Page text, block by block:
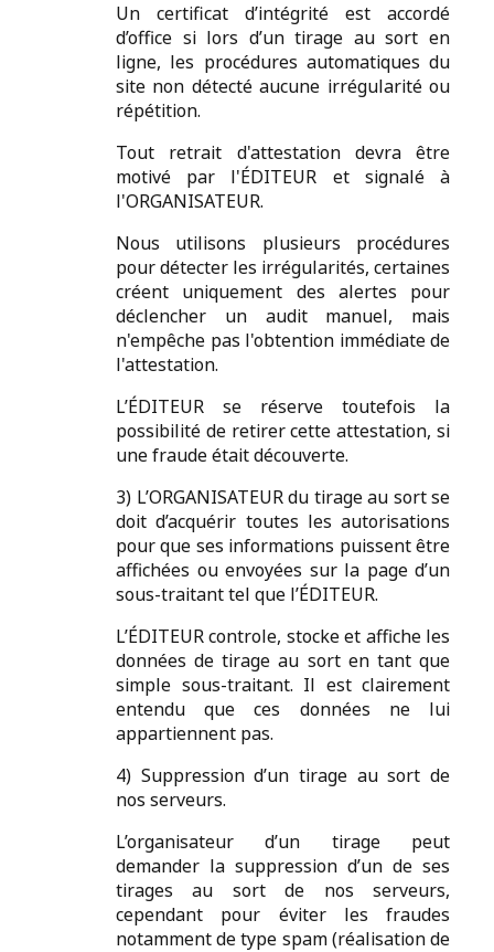
Un certificat d’intégrité est accordé
d’office si lors d’un tirage au sort en
ligne, les procédures automatiques du
site non détecté aucune irrégularité ou
répétition.
Tout retrait d'attestation devra être
motivé par l'ÉDITEUR et signalé à
l'ORGANISATEUR.
Nous utilisons plusieurs procédures
pour détecter les irrégularités, certaines
créent uniquement des alertes pour
déclencher un audit manuel, mais
n'empêche pas l'obtention immédiate de
l'attestation.
L’ÉDITEUR se réserve toutefois la
possibilité de retirer cette attestation, si
une fraude était découverte.
3) L’ORGANISATEUR du tirage au sort se
doit d’acquérir toutes les autorisations
pour que ses informations puissent être
affichées ou envoyées sur la page d’un
sous-traitant tel que l’ÉDITEUR.
L’ÉDITEUR controle, stocke et affiche les
données de tirage au sort en tant que
simple sous-traitant. Il est clairement
entendu que ces données ne lui
appartiennent pas.
4) Suppression d’un tirage au sort de
nos serveurs.
L’organisateur d’un tirage peut
demander la suppression d’un de ses
tirages au sort de nos serveurs,
cependant pour éviter les fraudes
notamment de type spam (réalisation de